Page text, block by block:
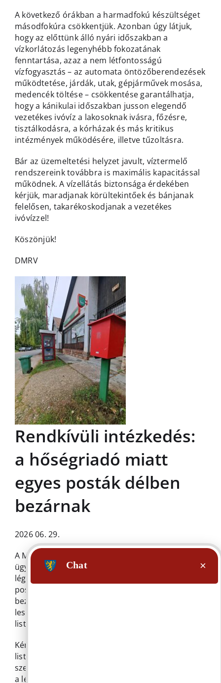
A következő órákban a harmadfokú készültséget
másodfokúra csökkentjük. Azonban úgy látjuk,
hogy az előttünk álló nyári időszakban a
vízkorlátozás legenyhébb fokozatának
fenntartása, azaz a nem létfontosságú
vízfogyasztás – az automata öntözőberendezések
működtetése, járdák, utak, gépjárművek mosása,
medencék töltése – csökkentése garantálhatja,
hogy a kánikulai időszakban jusson elegendő
vezetékes ivóvíz a lakosoknak ivásra, főzésre,
tisztálkodásra, a kórházak és más kritikus
intézmények működésére, illetve tűzoltásra.
Bár az üzemeltetési helyzet javult, víztermelő
rendszereink továbbra is maximális kapacitással
működnek. A vízellátás biztonsága érdekében
kérjük, maradjanak körültekintőek és bánjanak
felelősen, takarékoskodjanak a vezetékes
ivóvízzel!
Köszönjük!
DMRV
Rendkívüli intézkedés:
a hőségriadó miatt
egyes posták délben
bezárnak
2026 06. 29.
A Magyar Posta a rendkívüli hőségre tekintettel az
ügyfelek és a munkatársak védelme érdekében a
légkondicionáló berendezéssel nem rendelkező
postákat 2026. június 29-30-án 12:00 órakor
bezárja, a délutáni időszakban ügyfélfogadás nem
lesz. Az ideiglenes déli bezárásban érintett posták
listája
Kérjük ügyfeleinket, hogy postai ügyeiket a
listában szereplő posták esetében lehetőség
szerint a délelőtti órákra időzítsék, vagy válasszák
a légkondicionálóval rendelkező postákat,